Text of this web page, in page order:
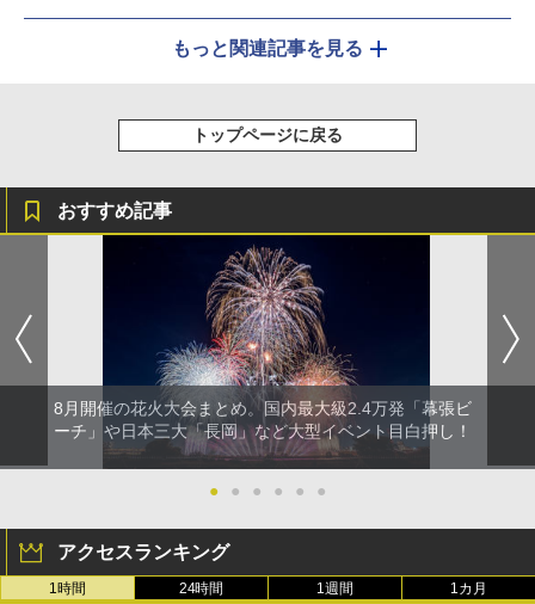
もっと関連記事を見る
トップページに戻る
おすすめ記事
8月開催の花火大会まとめ。国内最大級2.4万発「幕張ビ
ーチ」や日本三大「長岡」など大型イベント目白押し！
● ● ● ● ● ●
アクセスランキング
1時間 24時間 1週間 1カ月